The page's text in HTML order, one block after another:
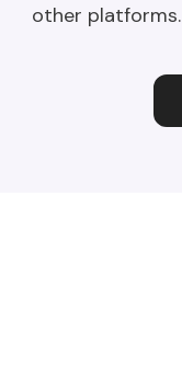
other platforms.